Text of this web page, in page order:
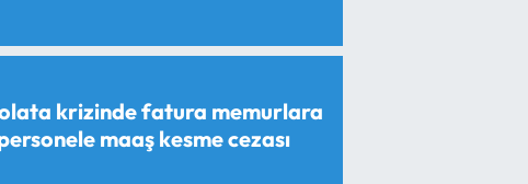
krizinde fatura memurlara
maaş kesme cezası